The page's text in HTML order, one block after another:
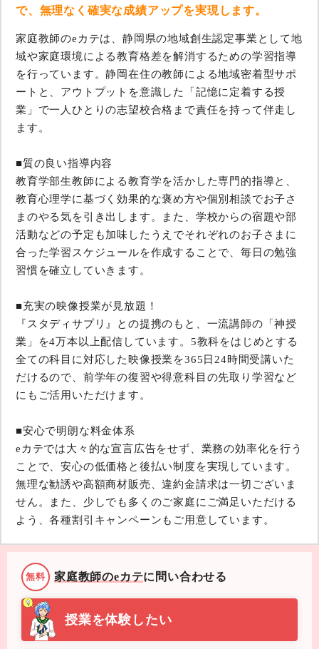
で、無理なく確実な成績アップを実現します。
家庭教師のeカテは、静岡県の地域創生認定事業として地
域や家庭環境による教育格差を解消するための学習指導
を行っています。静岡在住の教師による地域密着型サポ
ートと、アウトプットを意識した「記憶に定着する授
業」で一人ひとりの志望校合格まで責任を持って伴走し
ます。
■質の良い指導内容
教育学部生教師による教育学を活かした専門的指導と、
教育心理学に基づく効果的な褒め方や個別相談でお子さ
まのやる気を引き出します。また、学校からの宿題や部
活動などの予定も加味したうえでそれぞれのお子さまに
合った学習スケジュールを作成することで、毎日の勉強
習慣を確立していきます。
■充実の映像授業が見放題！
『スタディサプリ』との提携のもと、一流講師の「神授
業」を4万本以上配信しています。5教科をはじめとする
全ての科目に対応した映像授業を365日24時間受講いた
だけるので、前学年の復習や得意科目の先取り学習など
にもご活用いただけます。
■安心で明朗な料金体系
eカテでは大々的な宣言広告をせず、業務の効率化を行う
ことで、安心の低価格と後払い制度を実現しています。
無理な勧誘や高額商材販売、違約金請求は一切ございま
せん。また、少しでも多くのご家庭にご満足いただける
よう、各種割引キャンペーンもご用意しています。
無料 家庭教師のeカテに問い合わせる
授業を体験したい